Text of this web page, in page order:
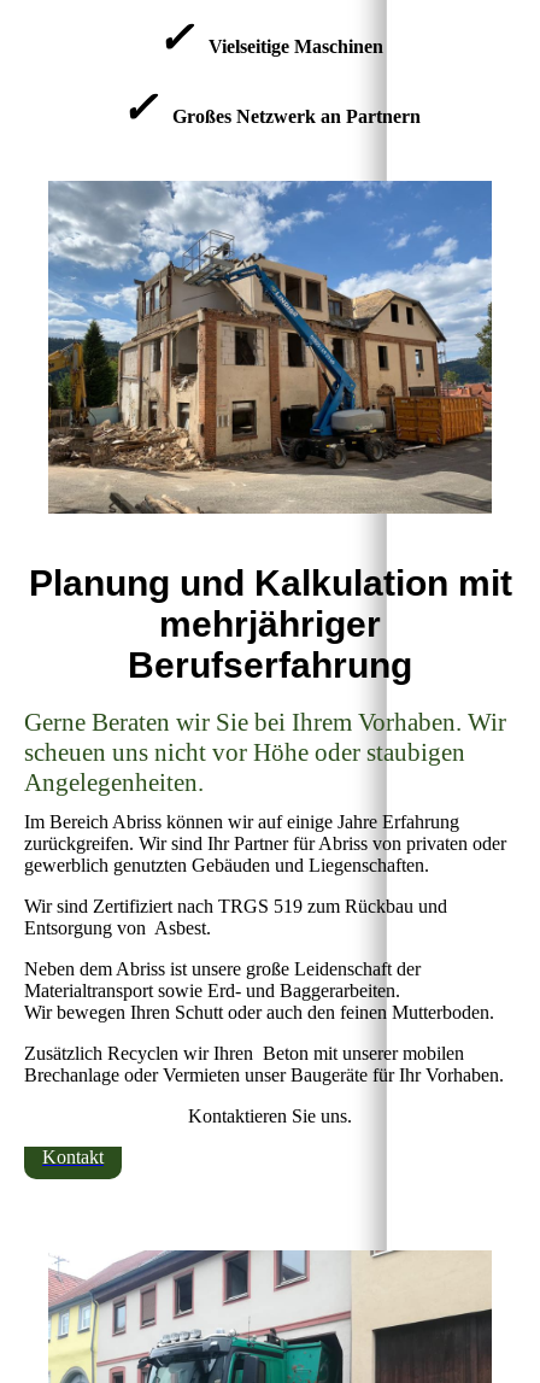
✓ Vielseitige Maschinen
✓ Großes Netzwerk an Partnern
Planung und Kalkulation mit
mehrjähriger
Berufserfahrung
Gerne Beraten wir Sie bei Ihrem Vorhaben. Wir
scheuen uns nicht vor Höhe oder staubigen
Angelegenheiten.
Im Bereich Abriss können wir auf einige Jahre Erfahrung
zurückgreifen. Wir sind Ihr Partner für Abriss von privaten oder
gewerblich genutzten Gebäuden und Liegenschaften.
Wir sind Zertifiziert nach TRGS 519 zum Rückbau und
Entsorgung von Asbest.
Neben dem Abriss ist unsere große Leidenschaft der
Materialtransport sowie Erd- und Baggerarbeiten.
Wir bewegen Ihren Schutt oder auch den feinen Mutterboden.
Zusätzlich Recyclen wir Ihren Beton mit unserer mobilen
Brechanlage oder Vermieten unser Baugeräte für Ihr Vorhaben.
Kontaktieren Sie uns.
Kontakt